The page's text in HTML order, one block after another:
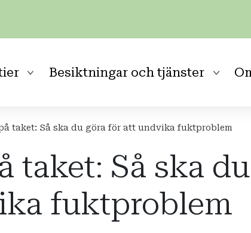
Besiktningar och tjänster
taket: Så ska du göra för att undvika fuktproblem
taket: Så ska
fuktproblem